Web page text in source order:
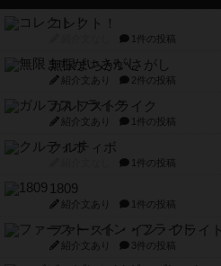
コレクト！
1件の投稿
無限まちがいさがし
紹介文あり 2件の投稿
ガルフストライク
紹介文あり 1件の投稿
クルティボ
1件の投稿
1809
紹介文あり 1件の投稿
ファースト・イン・フライト
紹介文あり 3件の投稿